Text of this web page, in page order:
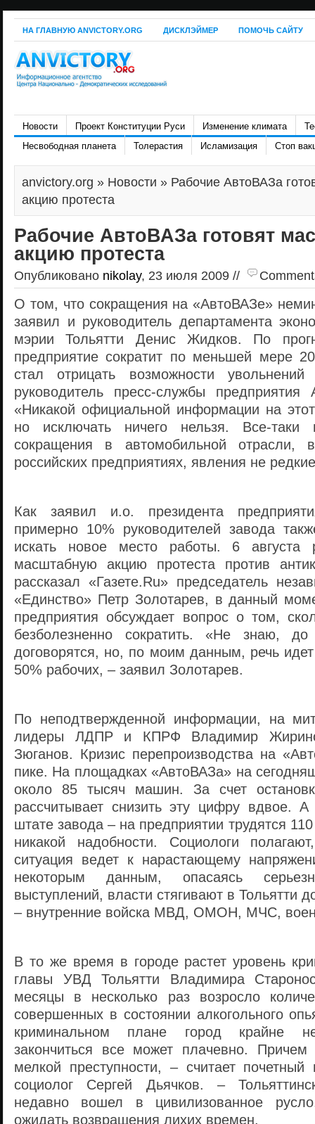
НА ГЛАВНУЮ ANVICTORY.ORG ДИСКЛЭЙМЕР ПОМОЧЬ САЙТУ
Новости Проект Конституции Руси Изменение климата
Несвободная планета
Толерастия Исламизация Стоп
anvictory.org » Новости » Рабочие АвтоВАЗа
акцию протеста
Рабочие АвтоВАЗа готовят
акцию протеста
Опубликовано nikolay, 23 июля 2009 //
О том, что сокращения на «АвтоВАЗе»
заявил и руководитель департамента
мэрии Тольятти Денис Жидков. По
предприятие сократит по меньшей мере
стал отрицать возможности
руководитель пресс-службы
«Никакой официальной информации на
но исключать ничего нельзя. Все-
сокращения в автомобильной
российских предприятиях, явления не
Как заявил и.о. президента
примерно 10% руководителей завода
искать новое место работы. 6 августа
масштабную акцию протеста против
рассказал «Газете.Ru» председатель
«Единство» Петр Золотарев, в данный
предприятия обсуждает вопрос о том,
безболезненно сократить. «Не знаю,
договорятся, но, по моим данным, речь
50% рабочих, – заявил Золотарев.
По неподтвержденной информации, на
лидеры ЛДПР и КПРФ Владимир
Зюганов. Кризис перепроизводства на
пике. На площадках «АвтоВАЗа» на
около 85 тысяч машин. За счет
рассчитывает снизить эту цифру вдвое.
штате завода – на предприятии трудятся
никакой надобности. Социологи
ситуация ведет к нарастающему
некоторым данным, опасаясь
выступлений, власти стягивают в Тольятти
– внутренние войска МВД, ОМОН, МЧС,
В то же время в городе растет уровень
главы УВД Тольятти Владимира
месяцы в несколько раз возросло
совершенных в состоянии алкогольного
криминальном плане город крайне
закончиться все может плачевно.
мелкой преступности, – считает почетный
социолог Сергей Дьячков. –
недавно вошел в цивилизованное
ожидать возвращения лихих времен.